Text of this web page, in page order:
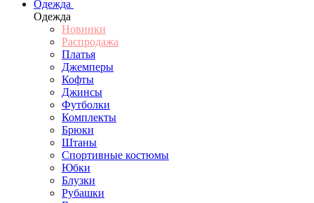
Одежда
Одежда
Новинки
Распродажа
Платья
Джемперы
Кофты
Джинсы
Футболки
Комплекты
Брюки
Штаны
Спортивные костюмы
Юбки
Блузки
Рубашки